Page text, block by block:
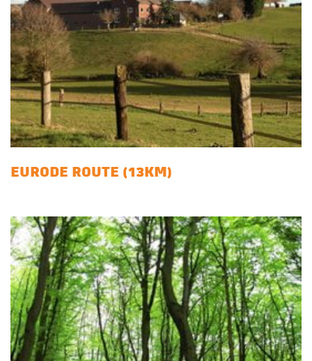
EURODE ROUTE (13KM)